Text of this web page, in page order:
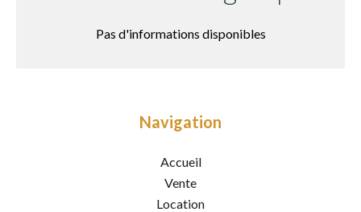
Pas d'informations disponibles
Navigation
Accueil
Vente
Location